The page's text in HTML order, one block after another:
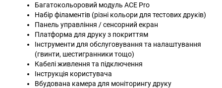
Багатокольоровий модуль ACE Pro
Набір філаментів (різні кольори для тестових друків)
Панель управління / сенсорний екран
Платформа для друку з покриттям
Інструменти для обслуговування та налаштування
(гвинти, шестигранники тощо)
Кабелі живлення та підключення
Інструкція користувача
Вбудована камера для моніторингу друку